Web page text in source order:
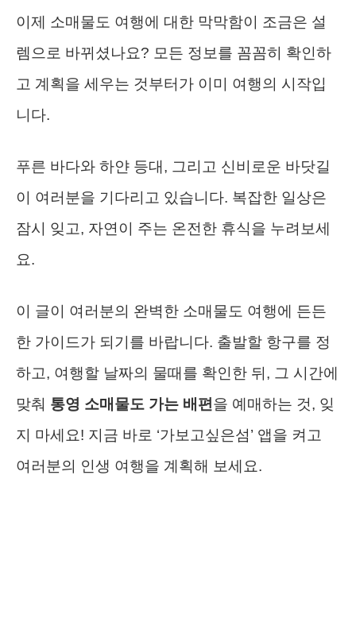
이제 소매물도 여행에 대한 막막함이 조금은 설
렘으로 바뀌셨나요? 모든 정보를 꼼꼼히 확인하
고 계획을 세우는 것부터가 이미 여행의 시작입
니다.
푸른 바다와 하얀 등대, 그리고 신비로운 바닷길
이 여러분을 기다리고 있습니다. 복잡한 일상은
잠시 잊고, 자연이 주는 온전한 휴식을 누려보세
요.
이 글이 여러분의 완벽한 소매물도 여행에 든든
한 가이드가 되기를 바랍니다. 출발할 항구를 정
하고, 여행할 날짜의 물때를 확인한 뒤, 그 시간에
맞춰 통영 소매물도 가는 배편 을 예매하는 것, 잊
지 마세요! 지금 바로 ‘가보고싶은섬’ 앱을 켜고
여러분의 인생 여행을 계획해 보세요.